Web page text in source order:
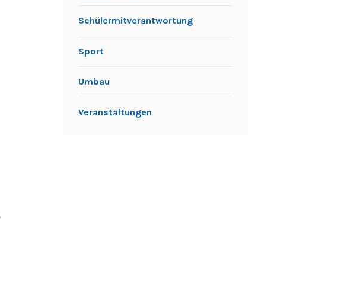
Schülermitverantwortung
Sport
Umbau
Veranstaltungen